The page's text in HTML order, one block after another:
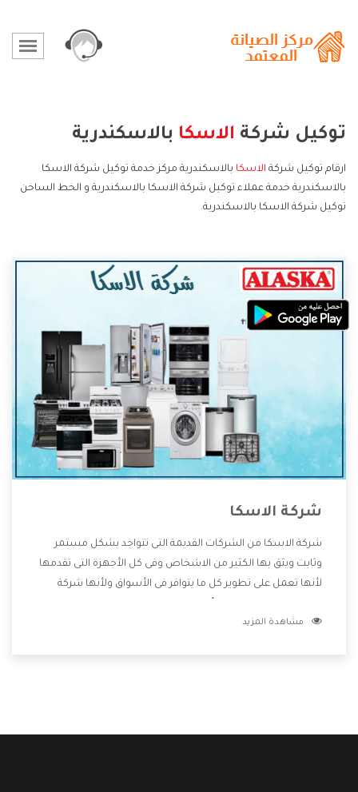
توكيل شركة الاسكا بالاسكندرية
ارقام توكيل شركة الاسكا بالاسكندرية مركز خدمة توكيل شركة الاسكا
بالاسكندرية خدمة عملاء توكيل شركة الاسكا بالاسكندرية و الخط الساخن
توكيل شركة الاسكا بالاسكندرية.
شركة الاسكا
شركة الاسكا من الشركات القديمة التى تتواجد بشكل مستمر
وثابت ويثق بها الكثير من الاشخاص وفى كل الأجهزة التى تقدمها
لأنها تعمل على تطوير كل ما يتوافر فى الأسواق ولأنها شركة
وتقدم للعملاء أقوى العروض والخصومات التى تسهل على
مشاهدة المزيد